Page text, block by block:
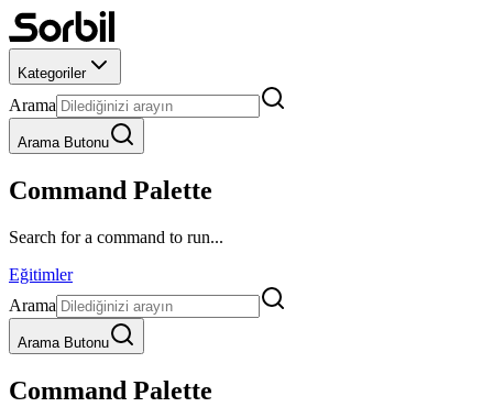
Kategoriler
Arama
Arama Butonu
Command Palette
Search for a command to run...
Eğitimler
Arama
Arama Butonu
Command Palette